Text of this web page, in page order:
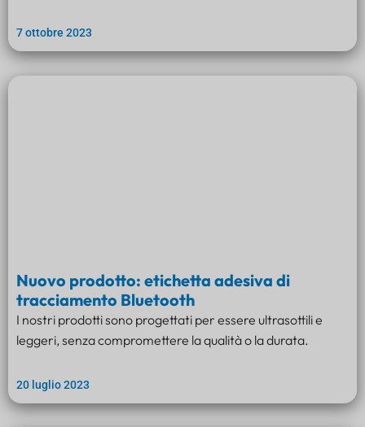
7 ottobre 2023
Nuovo prodotto: etichetta adesiva di
tracciamento Bluetooth
I nostri prodotti sono progettati per essere ultrasottili e
leggeri, senza compromettere la qualità o la durata.
20 luglio 2023